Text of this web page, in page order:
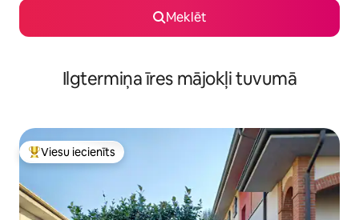
Meklēt
Ilgtermiņa īres mājokļi tuvumā
Populārs viesu iecienīts mājoklis
Viesu iecienīts